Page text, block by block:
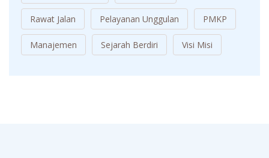
Rawat Jalan Pelayanan Unggulan PMKP
Manajemen Sejarah Berdiri Visi Misi